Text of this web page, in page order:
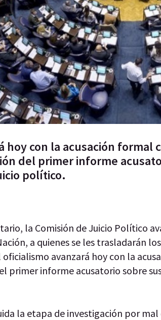
hoy con la acusación formal
del primer informe
político.
la Comisión de Juicio Político
a quienes se les trasladarán
avanzará hoy con la
primer informe acusatorio sobre
la etapa de investigación por